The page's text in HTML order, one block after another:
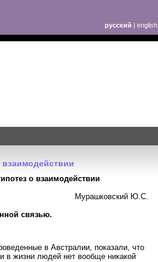
русский | english
о взаимодействии
Мурашковский Ю.С.
связью.
в Австралии, показали, что
в жизни людей нет вообще никакой